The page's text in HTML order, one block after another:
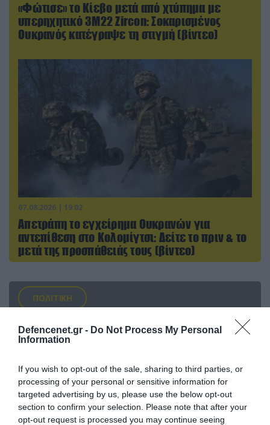
Defencenet.gr - Do Not Process My Personal
Information
If you wish to opt-out of the sale, sharing to third parties, or
processing of your personal or sensitive information for
targeted advertising by us, please use the below opt-out
section to confirm your selection. Please note that after your
opt-out request is processed you may continue seeing
«Φώτισε» το Κίεβο μετά από χτύπημα με
υπερηχητικό 3M22 Zircon: Σοκαρισμένος
Ουκρανός κατέγραψε τη στιγμή (βίντεο)
07.08.2026 | 19:02
Απετράπη το εγχείρημα Ουκρανών για
αντεπίθεση στο Κολομίγτσι: Δείτε το πριν & το
μετά της προσπάθειάς τους (βίντεο)
ΠΟΛΙΤΙΚΗ